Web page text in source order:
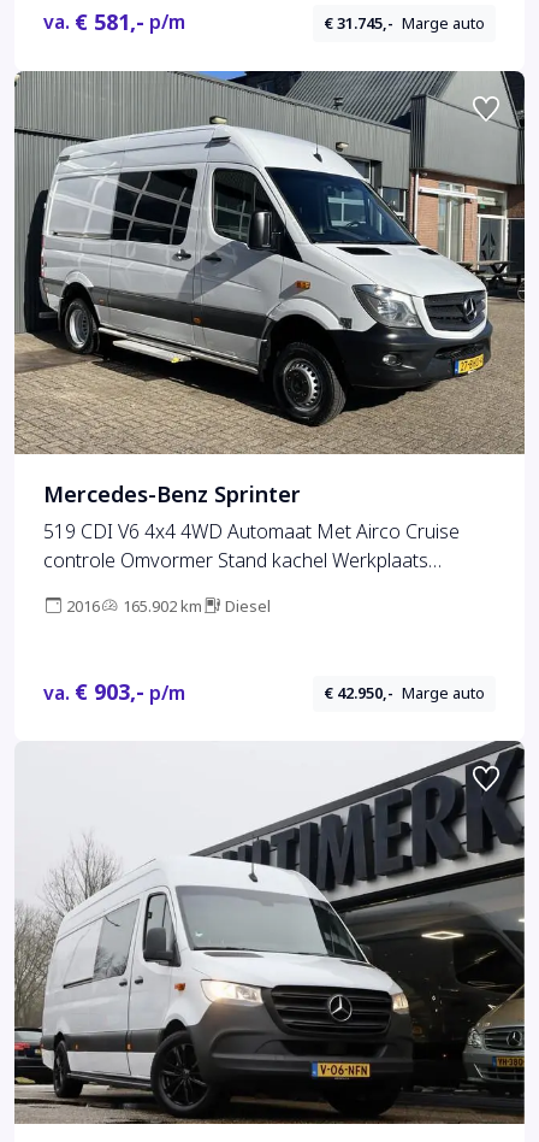
va. € 581,- p/m € 31.745,- Marge auto
Mercedes-Benz Sprinter
519 CDI V6 4x4 4WD Automaat Met Airco Cruise
controle Omvormer Stand kachel Werkplaats
Stuurwielbediening Achterruitrijcamera Parkeerhulp
2016 165.902 km Diesel
va. € 903,- p/m € 42.950,- Marge auto